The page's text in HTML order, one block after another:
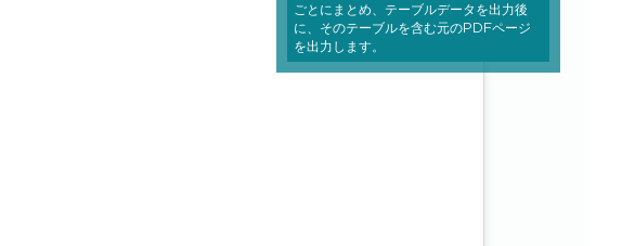
ごとにまとめ、テーブルデータを出力後
に、そのテーブルを含む元のPDFページ
を出力します。